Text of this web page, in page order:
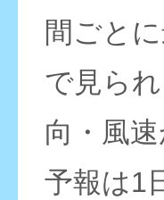
間ごと
で見ら
向・風
予報は1